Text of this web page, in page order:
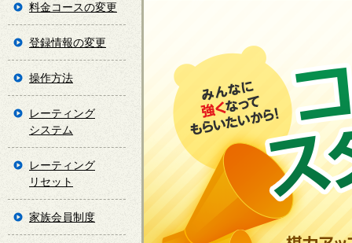
料金コースの変更
登録情報の変更
操作方法
レーティング
システム
レーティング
リセット
家族会員制度